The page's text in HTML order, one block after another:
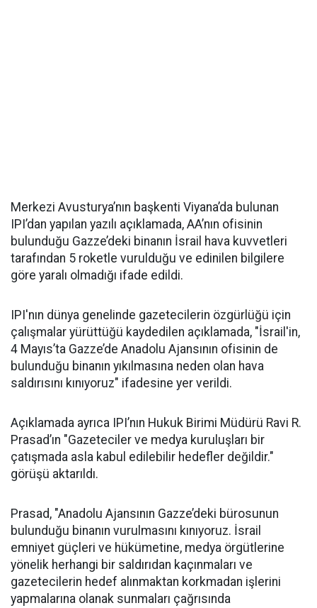
Merkezi Avusturya’nın başkenti Viyana’da bulunan
IPI’dan yapılan yazılı açıklamada, AA’nın ofisinin
bulunduğu Gazze’deki binanın İsrail hava kuvvetleri
tarafından 5 roketle vurulduğu ve edinilen bilgilere
göre yaralı olmadığı ifade edildi.
IPI'nın dünya genelinde gazetecilerin özgürlüğü için
çalışmalar yürüttüğü kaydedilen açıklamada, "İsrail'in,
4 Mayıs’ta Gazze’de Anadolu Ajansının ofisinin de
bulunduğu binanın yıkılmasına neden olan hava
saldırısını kınıyoruz" ifadesine yer verildi.
Açıklamada ayrıca IPI’nın Hukuk Birimi Müdürü Ravi R.
Prasad’ın "Gazeteciler ve medya kuruluşları bir
çatışmada asla kabul edilebilir hedefler değildir."
görüşü aktarıldı.
Prasad, "Anadolu Ajansının Gazze’deki bürosunun
bulunduğu binanın vurulmasını kınıyoruz. İsrail
emniyet güçleri ve hükümetine, medya örgütlerine
yönelik herhangi bir saldırıdan kaçınmaları ve
gazetecilerin hedef alınmaktan korkmadan işlerini
yapmalarına olanak sunmaları çağrısında